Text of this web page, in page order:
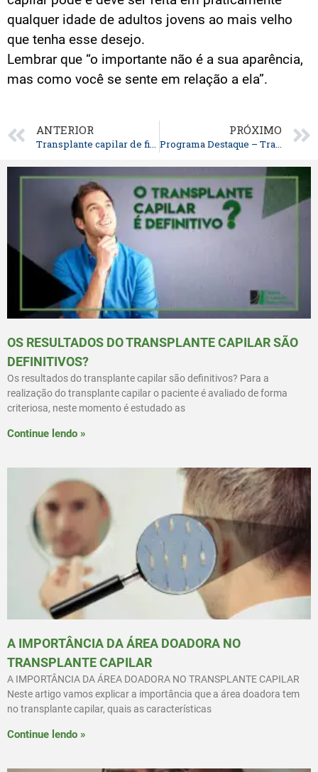
qualquer idade de adultos jovens ao mais velho
que tenha esse desejo.
Lembrar que “o importante não é a sua aparência,
mas como você se sente em relação a ela”.
ANTERIOR
Transplante capilar de fios longos
PRÓXIMO
Programa Destaque – Transplante Capilar no SBT
OS RESULTADOS DO TRANSPLANTE CAPILAR SÃO
DEFINITIVOS?
Os resultados do transplante capilar são definitivos? Para a
realização do transplante capilar o paciente é avaliado de forma
criteriosa, neste momento é estudado as
Continue lendo »
A IMPORTÂNCIA DA ÁREA DOADORA NO
TRANSPLANTE CAPILAR
A IMPORTÂNCIA DA ÁREA DOADORA NO TRANSPLANTE CAPILAR
Neste artigo vamos explicar a importância que a área doadora tem
no transplante capilar, quais as características
Continue lendo »